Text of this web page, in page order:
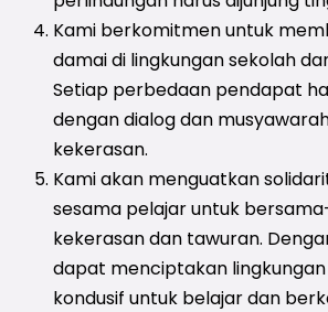
Kami berkomitmen untuk
damai di lingkungan sekolah
Setiap perbedaan pendapat
dengan dialog dan
kekerasan.
Kami akan menguatkan
sesama pelajar untuk
kekerasan dan tawuran.
dapat menciptakan
kondusif untuk belajar dan